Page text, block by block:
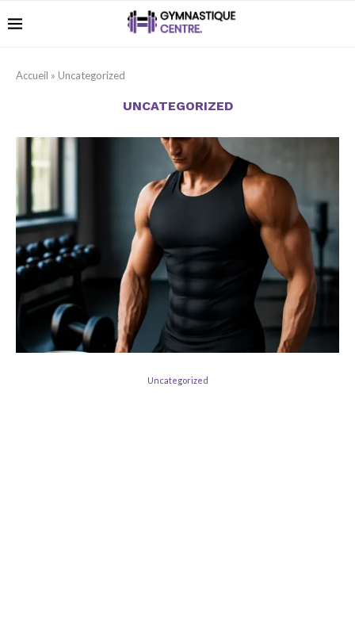
Accueil » Uncategorized
UNCATEGORIZED
Uncategorized